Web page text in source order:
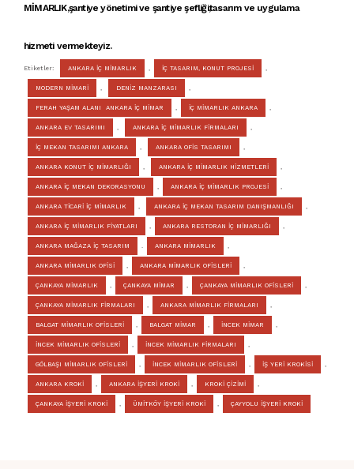
MİMARLIK,şantiye yönetimi ve şantiye şefliği,tasarım ve uygulama
hizmeti vermekteyiz.
Etiketler: ANKARA İÇ MİMARLIK , İÇ TASARIM, KONUT PROJESİ ,
MODERN MİMARİ , DENİZ MANZARASI ,
FERAH YAŞAM ALANI ANKARA İÇ MİMAR , İÇ MİMARLIK ANKARA ,
ANKARA EV TASARIMI , ANKARA İÇ MİMARLIK FİRMALARI ,
İÇ MEKAN TASARIMI ANKARA , ANKARA OFİS TASARIMI ,
ANKARA KONUT İÇ MİMARLIĞI , ANKARA İÇ MİMARLIK HİZMETLERİ ,
ANKARA İÇ MEKAN DEKORASYONU , ANKARA İÇ MİMARLIK PROJESİ ,
ANKARA TİCARİ İÇ MİMARLIK , ANKARA İÇ MEKAN TASARIM DANIŞMANLIĞI ,
ANKARA İÇ MİMARLIK FİYATLARI , ANKARA RESTORAN İÇ MİMARLIĞI ,
ANKARA MAĞAZA İÇ TASARIM . ANKARA MİMARLIK ,
ANKARA MİMARLIK OFİSİ , ANKARA MİMARLIK OFİSLERİ ,
ÇANKAYA MİMARLIK , ÇANKAYA MİMAR , ÇANKAYA MİMARLIK OFİSLERİ ,
ÇANKAYA MİMARLIK FİRMALARI , ANKARA MİMARLIK FİRMALARI ,
BALGAT MİMARLIK OFİSLERİ , BALGAT MİMAR , İNCEK MİMAR ,
İNCEK MİMARLIK OFİSLERİ , İNCEK MİMARLIK FİRMALARI ,
GÖLBAŞI MİMARLIK OFİSLERİ , İNCEK MİMARLIK OFİSLERİ , İŞ YERİ KROKİSİ ,
ANKARA KROKİ , ANKARA İŞYERİ KROKİ , KROKİ ÇİZİMİ ,
ÇANKAYA İŞYERİ KROKİ , ÜMİTKÖY İŞYERİ KROKİ , ÇAYYOLU İŞYERİ KROKİ